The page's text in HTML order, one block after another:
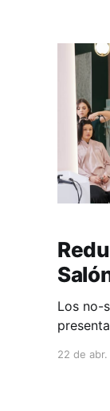
Los no-
22 de